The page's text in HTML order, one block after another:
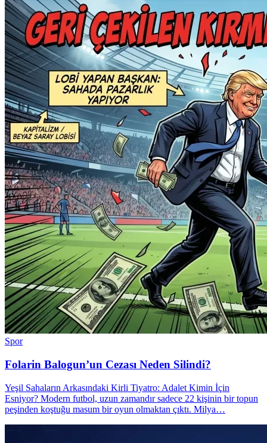
Spor
Folarin Balogun’un Cezası Neden Silindi?
Yeşil Sahaların Arkasındaki Kirli Tiyatro: Adalet Kimin İçin
Esniyor? Modern futbol, uzun zamandır sadece 22 kişinin bir topun
peşinden koştuğu masum bir oyun olmaktan çıktı. Milya…